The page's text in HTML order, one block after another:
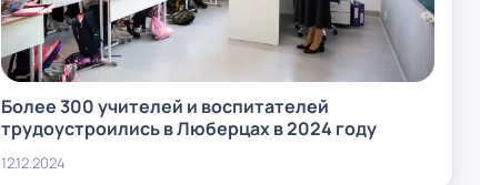
Более 300 учителей и воспитателей
трудоустроились в Люберцах в 2024 году
12.12.2024